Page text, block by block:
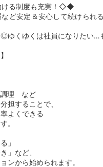
る制度も充実！◇◆
ど安定＆安心して続けられ
ゆくゆくは社員になりたい…
調理 など
担することで、
よくできる
。
」
」など、
ンから始められます。